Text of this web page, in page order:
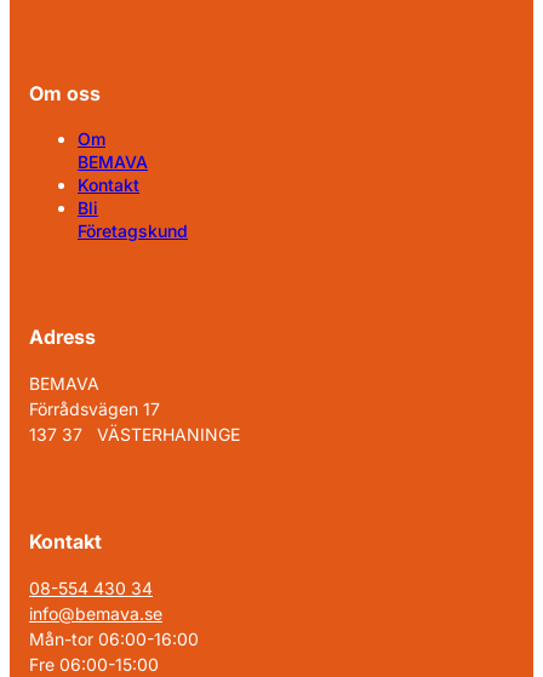
Om oss
Om
BEMAVA
Kontakt
Bli
Företagskund
Adress
BEMAVA
Förrådsvägen 17
137 37 VÄSTERHANINGE
Kontakt
08-554 430 34
info@bemava.se
Mån-tor 06:00-16:00
Fre 06:00-15:00